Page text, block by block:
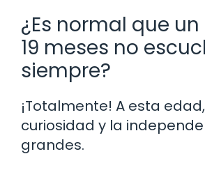
¿Es normal que
19 meses no
siempre?
¡Totalmente! A esta
curiosidad y la
grandes.